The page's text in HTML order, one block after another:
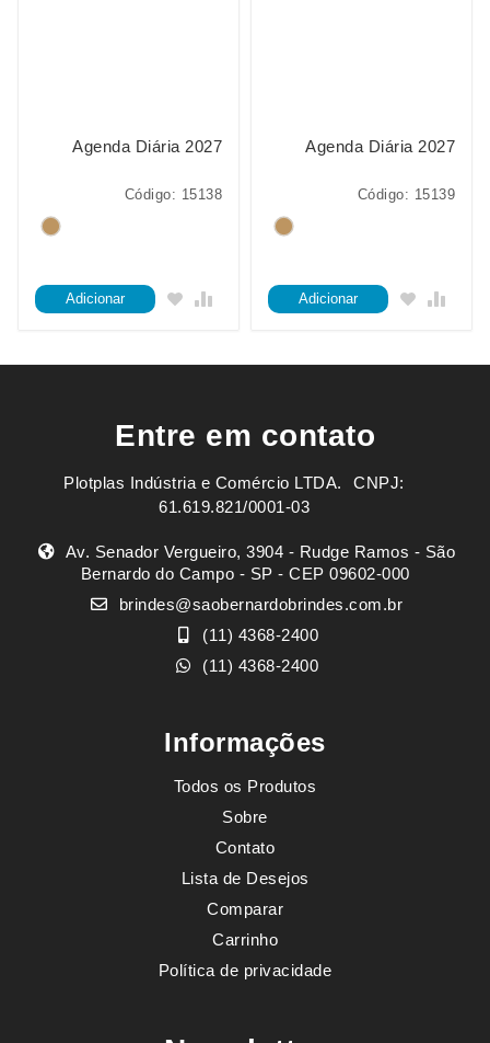
Agenda Diária 2027
Código: 15138
Adicionar
Agenda Diária 2027
Código: 15139
Adicionar
Entre em contato
Plotplas Indústria e Comércio LTDA. ㅤㅤㅤ CNPJ:
61.619.821/0001-03
Av. Senador Vergueiro, 3904 - Rudge Ramos - São
Bernardo do Campo - SP - CEP 09602-000
brindes@saobernardobrindes.com.br
(11) 4368-2400
(11) 4368-2400
Informações
Todos os Produtos
Sobre
Contato
Lista de Desejos
Comparar
Carrinho
Política de privacidade